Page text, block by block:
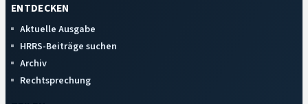
ENTDECKEN
Aktuelle Ausgabe
HRRS-Beiträge suchen
Archiv
Rechtsprechung